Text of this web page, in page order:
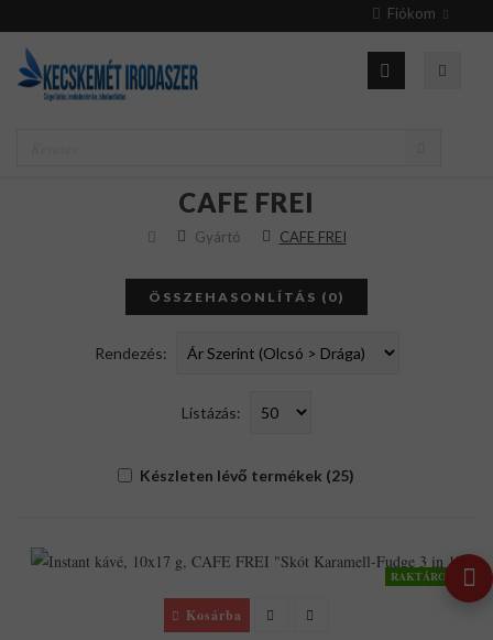
Fiókom
CAFE FREI
Gyártó CAFE FREI
ÖSSZEHASONLÍTÁS (0)
Rendezés:
Listázás:
Készleten lévő termékek (25)
RAKTÁRON
Kosárba